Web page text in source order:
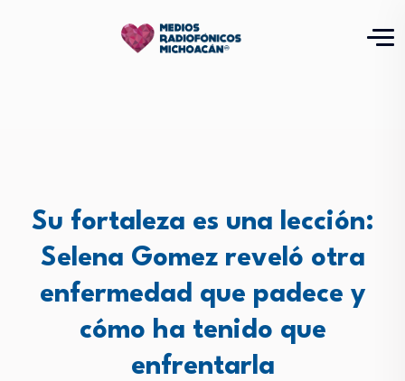
Su fortaleza es una lección:
Selena Gomez reveló otra
enfermedad que padece y
cómo ha tenido que
enfrentarla